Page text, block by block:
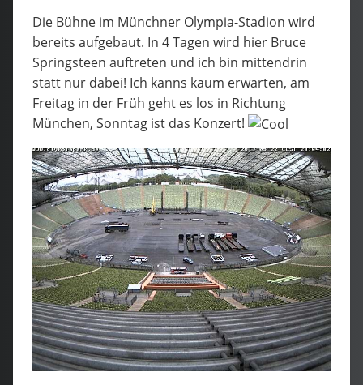
Die Bühne im Münchner Olympia-Stadion wird
bereits aufgebaut. In 4 Tagen wird hier Bruce
Springsteen auftreten und ich bin mittendrin
statt nur dabei! Ich kanns kaum erwarten, am
Freitag in der Früh geht es los in Richtung
München, Sonntag ist das Konzert!